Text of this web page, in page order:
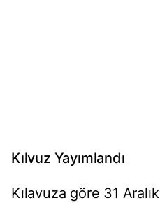
Kılvuz Yayımlandı
Kılavuza göre 31